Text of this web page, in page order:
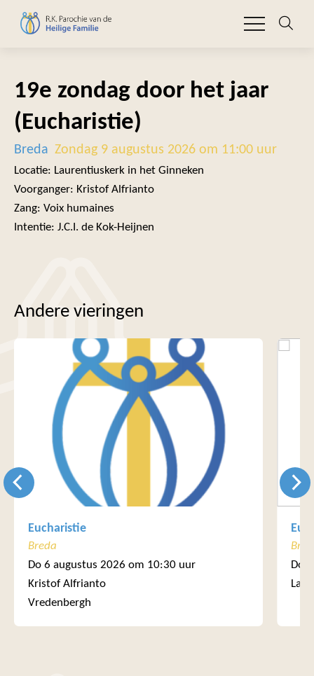
19e zondag door het jaar
(Eucharistie)
Breda Zondag 9 augustus 2026 om 11:00 uur
Locatie: Laurentiuskerk in het Ginneken
Voorganger: Kristof Alfrianto
Zang: Voix humaines
Intentie: J.C.I. de Kok-Heijnen
Andere vieringen
Eucharistie
Breda
Do 6 augustus 2026 om 10:30 uur
Kristof Alfrianto
Vredenbergh
Do